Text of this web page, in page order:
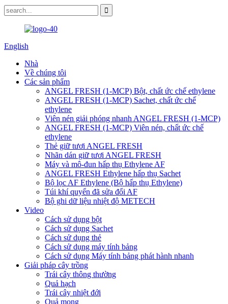
English
Nhà
Về chúng tôi
Các sản phẩm
ANGEL FRESH (1-MCP) Bột, chất ức chế ethylene
ANGEL FRESH (1-MCP) Sachet, chất ức chế
ethylene
Viên nén giải phóng nhanh ANGEL FRESH (1-MCP)
ANGEL FRESH (1-MCP) Viên nén, chất ức chế
ethylene
Thẻ giữ tươi ANGEL FRESH
Nhãn dán giữ tươi ANGEL FRESH
Máy và mô-đun hấp thụ Ethylene AF
ANGEL FRESH Ethylene hấp thụ Sachet
Bộ lọc AF Ethylene (Bộ hấp thụ Ethylene)
Túi khí quyển đã sửa đổi AF
Bộ ghi dữ liệu nhiệt độ METECH
Video
Cách sử dụng bột
Cách sử dụng Sachet
Cách sử dụng thẻ
Cách sử dụng máy tính bảng
Cách sử dụng Máy tính bảng phát hành nhanh
Giải pháp cây trồng
Trái cây thông thường
Quả hạch
Trái cây nhiệt đới
Quả mọng